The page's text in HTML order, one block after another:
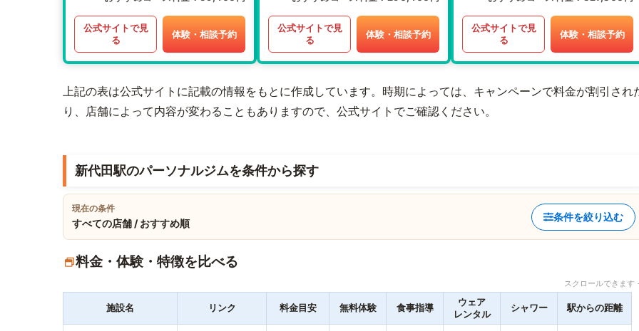
公式サイトで見
る
体験・相談予約
公式サイトで見
る
体験・相談予約
公式サイトで見
る
体験・相談予約
上記の表は公式サイトに記載の情報をもとに作成しています。時期によっては、キャンペーンで料金が割引され
り、店舗によって内容が変わることもありますので、公式サイトでご確認ください。
新代田駅のパーソナルジムを条件から探す
現在の条件
すべての店舗 / おすすめ順
条件を絞り込む
料金・体験・特徴を比べる
スクロールできま
施設名 リンク 料金目安 無料体験 食事指導
ウェア
レンタル
シャワー 駅からの距離